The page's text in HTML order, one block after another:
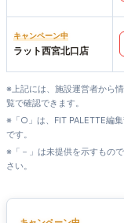
キャンペーン中
ラット西宮北口店
※上記には、施設運営者から
覧で確認できます。
※「○」は、FIT PALETTE編
です。
※「－」は未提供を示すもの
さい。